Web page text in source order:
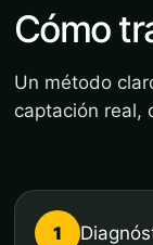
Cómo
Un método
captación real,
1